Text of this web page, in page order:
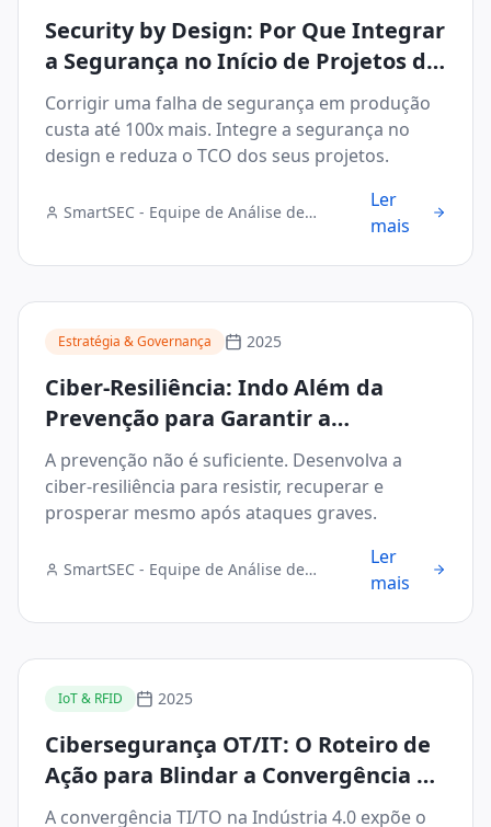
Security by Design: Por Que Integrar
a Segurança no Início de Projetos de
Blockchain e IoT Reduz o TCO
Corrigir uma falha de segurança em produção
custa até 100x mais. Integre a segurança no
design e reduza o TCO dos seus projetos.
SmartSEC - Equipe de Análise de
Ler
mais
Estratégia & Governança 2025
Ciber-Resiliência: Indo Além da
Prevenção para Garantir a
Continuidade dos Negócios Após um
Incidente
A prevenção não é suficiente. Desenvolva a
ciber-resiliência para resistir, recuperar e
prosperar mesmo após ataques graves.
SmartSEC - Equipe de Análise de
Ler
mais
IoT & RFID 2025
Cibersegurança OT/IT: O Roteiro de
Ação para Blindar a Convergência na
Indústria 4.0
A convergência TI/TO na Indústria 4.0 expõe o